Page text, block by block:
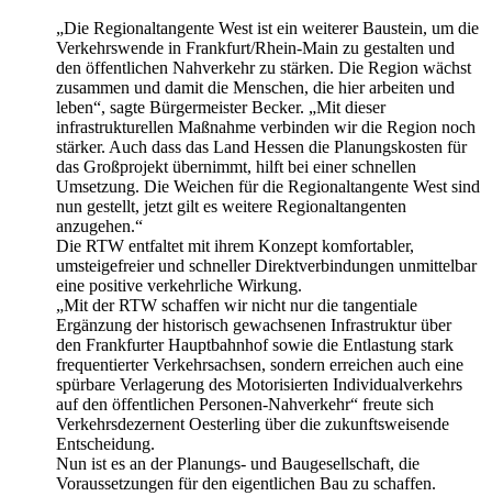
„Die Regionaltangente West ist ein weiterer Baustein, um die
Verkehrswende in Frankfurt/Rhein-Main zu gestalten und
den öffentlichen Nahverkehr zu stärken. Die Region wächst
zusammen und damit die Menschen, die hier arbeiten und
leben“, sagte Bürgermeister Becker. „Mit dieser
infrastrukturellen Maßnahme verbinden wir die Region noch
stärker. Auch dass das Land Hessen die Planungskosten für
das Großprojekt übernimmt, hilft bei einer schnellen
Umsetzung. Die Weichen für die Regionaltangente West sind
nun gestellt, jetzt gilt es weitere Regionaltangenten
anzugehen.“
Die RTW entfaltet mit ihrem Konzept komfortabler,
umsteigefreier und schneller Direktverbindungen unmittelbar
eine positive verkehrliche Wirkung.
„Mit der RTW schaffen wir nicht nur die tangentiale
Ergänzung der historisch gewachsenen Infrastruktur über
den Frankfurter Hauptbahnhof sowie die Entlastung stark
frequentierter Verkehrsachsen, sondern erreichen auch eine
spürbare Verlagerung des Motorisierten Individualverkehrs
auf den öffentlichen Personen-Nahverkehr“ freute sich
Verkehrsdezernent Oesterling über die zukunftsweisende
Entscheidung.
Nun ist es an der Planungs- und Baugesellschaft, die
Voraussetzungen für den eigentlichen Bau zu schaffen.